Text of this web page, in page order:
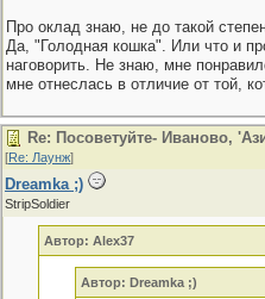
Про оклад знаю, не до такой
Да, "Голодная кошка". Или что и
наговорить. Не знаю, мне
мне отнеслась в отличие от той,
Re: Посоветуйте- Иваново,
[Re: Лаунж]
Dreamka ;)
StripSoldier
Автор: Alex37
Автор: Dreamka ;)